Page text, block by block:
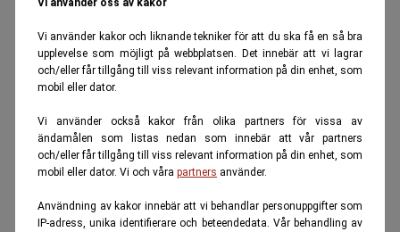
Vi använder kakor och liknande tekniker för att du ska få en så bra
upplevelse som möjligt på webbplatsen. Det innebär att vi lagrar
och/eller får tillgång till viss relevant information på din enhet, som
mobil eller dator.
Vi använder också kakor från olika partners för vissa av
ändamålen som listas nedan som innebär att vår partners
och/eller får tillgång till viss relevant information på din enhet, som
mobil eller dator. Vi och våra partners använder.
Användning av kakor innebär att vi behandlar personuppgifter som
IP-adress, unika identifierare och beteendedata. Vår behandling av